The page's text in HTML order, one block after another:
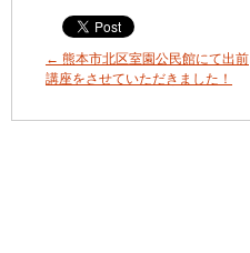
← 熊本市北区室園公民館にて出前
講座をさせていただきました！